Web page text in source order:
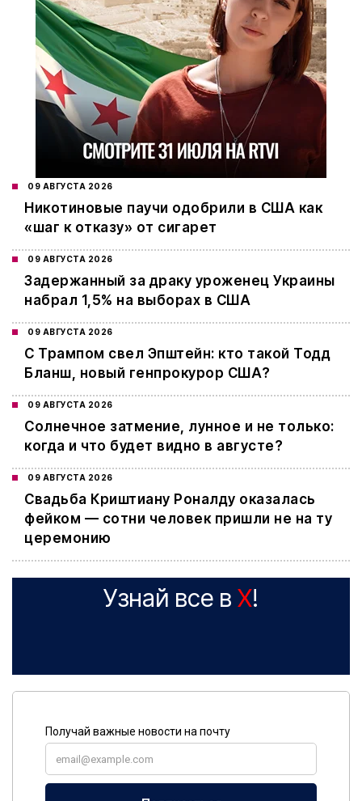
09 АВГУСТА 2026
Никотиновые паучи одобрили в США как
«шаг к отказу» от сигарет
09 АВГУСТА 2026
Задержанный за драку уроженец Украины
набрал 1,5% на выборах в США
09 АВГУСТА 2026
С Трампом свел Эпштейн: кто такой Тодд
Бланш, новый генпрокурор США?
09 АВГУСТА 2026
Cолнечное затмение, лунное и не только:
когда и что будет видно в августе?
09 АВГУСТА 2026
Свадьба Криштиану Роналду оказалась
фейком — сотни человек пришли не на ту
церемонию
Узнай все в X!